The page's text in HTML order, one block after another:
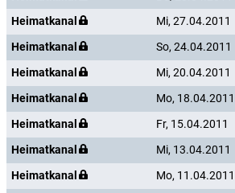
Heimatkanal
Mi, 27.04.2011
Heimatkanal
So, 24.04.2011
Heimatkanal
Mi, 20.04.2011
Heimatkanal
Mo, 18.04.2011
Heimatkanal
Fr, 15.04.2011
Heimatkanal
Mi, 13.04.2011
Heimatkanal
Mo, 11.04.2011